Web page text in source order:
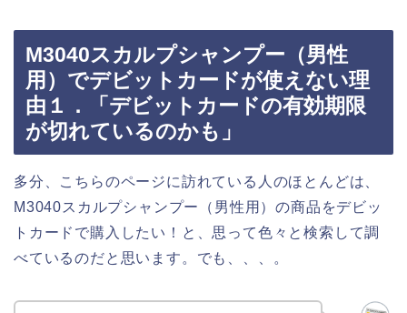
M3040スカルプシャンプー（男性
用）でデビットカードが使えない理
由１．「デビットカードの有効期限
が切れているのかも」
多分、こちらのページに訪れている人のほとんどは、
M3040スカルプシャンプー（男性用）の商品をデビッ
トカードで購入したい！と、思って色々と検索して調
べているのだと思います。でも、、、。